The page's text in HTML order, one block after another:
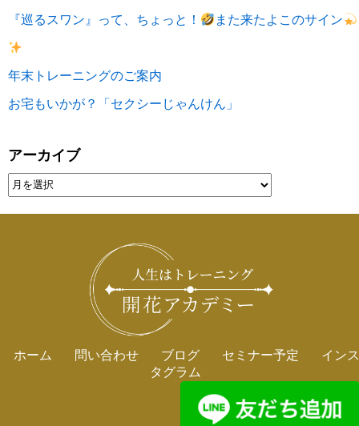
『巡るスワン』って、ちょっと！ また来たよこのサイン
年末トレーニングのご案内
お宅もいかが？「セクシーじゃんけん」
アーカイブ
ホーム 問い合わせ ブログ セミナー予定
インス
タグラム